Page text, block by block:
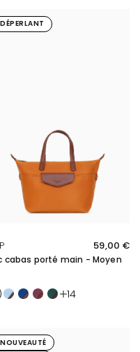
DÉPERLANT
59,00 €
cabas porté main - Moyen
Bleu cielAzurCassisÉmeraude
14
NOUVEAUTÉ